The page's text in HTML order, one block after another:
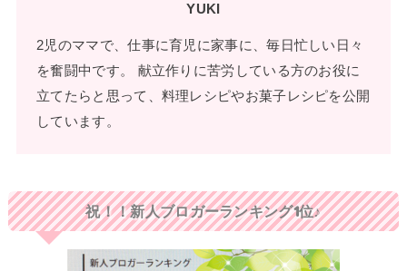
YUKI
2児のママで、仕事に育児に家事に、毎日忙しい日々
を奮闘中です。 献立作りに苦労している方のお役に
立てたらと思って、料理レシピやお菓子レシピを公開
しています。
祝！！新人ブロガーランキング1位♪